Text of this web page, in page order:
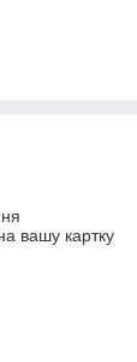
вашу картку